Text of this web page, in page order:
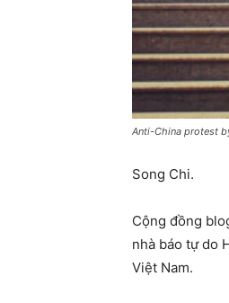
Anti-China protest
Song Chi.
Cộng đồng
nhà báo tự do
Việt Nam.